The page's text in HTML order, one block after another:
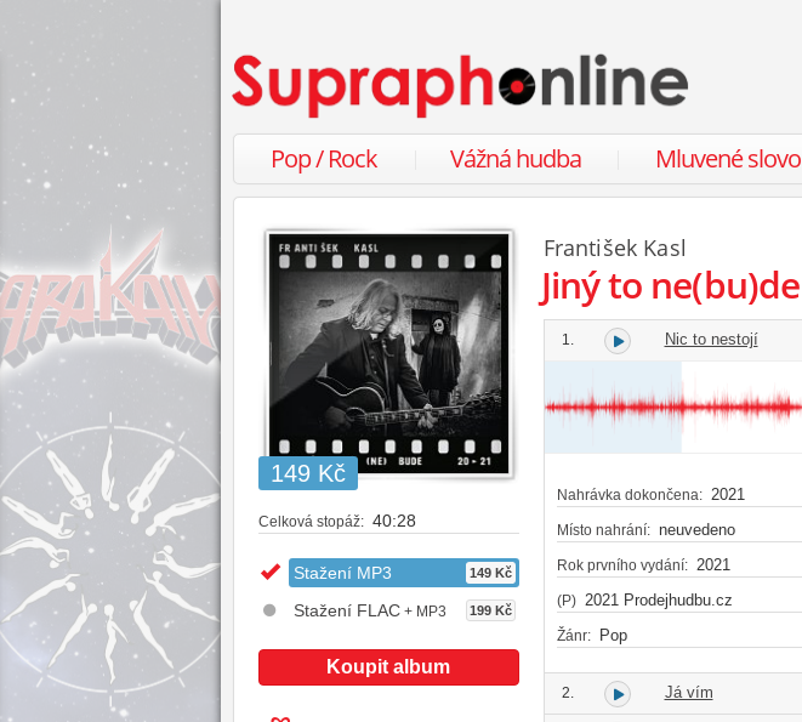
Pop / Rock Vážná hudba Mluvené slovo
149 Kč
Celková stopáž: 40:28
Stažení MP3 149 Kč
Stažení FLAC + MP3 199 Kč
Koupit album
František Kasl
Jiný to ne(bu)de
1. Nic to nestojí
Nahrávka dokončena: 2021
Místo nahrání: neuvedeno
Rok prvního vydání: 2021
(P) 2021 Prodejhudbu.cz
Žánr: Pop
2. Já vím